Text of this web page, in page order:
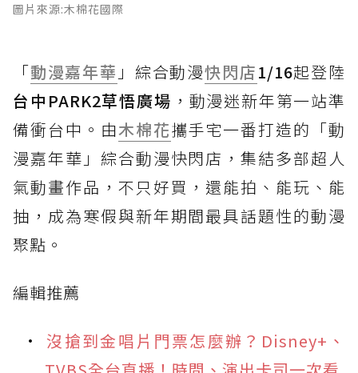
圖片來源:木棉花國際
「動漫嘉年華 」綜合動漫快閃店1/16起登陸
台中PARK2草悟廣場 ，動漫迷新年第一站準
備衝台中。由木棉花攜手宅一番打造的「動
漫嘉年華」綜合動漫快閃店，集結多部超人
氣動畫作品，不只好買，還能拍、能玩、能
抽，成為寒假與新年期間最具話題性的動漫
聚點。
編輯推薦
沒搶到金唱片門票怎麼辦？Disney+、